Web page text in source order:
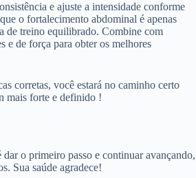
e ajuste a intensidade conforme
o fortalecimento abdominal é apenas
de treino equilibrado. Combine com
e de força para obter os melhores
corretas, você estará no caminho certo
mais forte e definido !
o primeiro passo e continuar avançando,
Sua saúde agradece!